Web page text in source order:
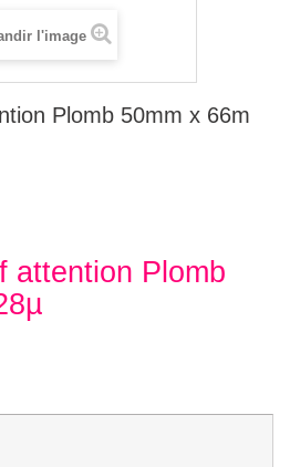
l'image
Plomb 50mm x 66m
attention Plomb